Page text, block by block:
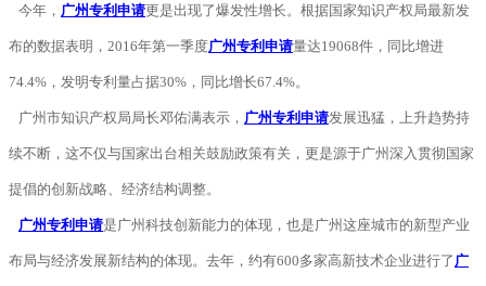
今年， 广州专利申请更是出现了爆发性增长。根据国家知识产权局最新发
布的数据表明，2016年第一季度广州专利申请量达19068件，同比增进
74.4%，发明专利量占据30%，同比增长67.4%。
广州市知识产权局局长邓佑满表示， 广州专利申请发展迅猛，上升趋势持
续不断，这不仅与国家出台相关鼓励政策有关，更是源于广州深入贯彻国家
提倡的创新战略、经济结构调整。
广州专利申请是广州科技创新能力的体现，也是广州这座城市的新型产业
布局与经济发展新结构的体现。去年，约有600多家高新技术企业进行了 广